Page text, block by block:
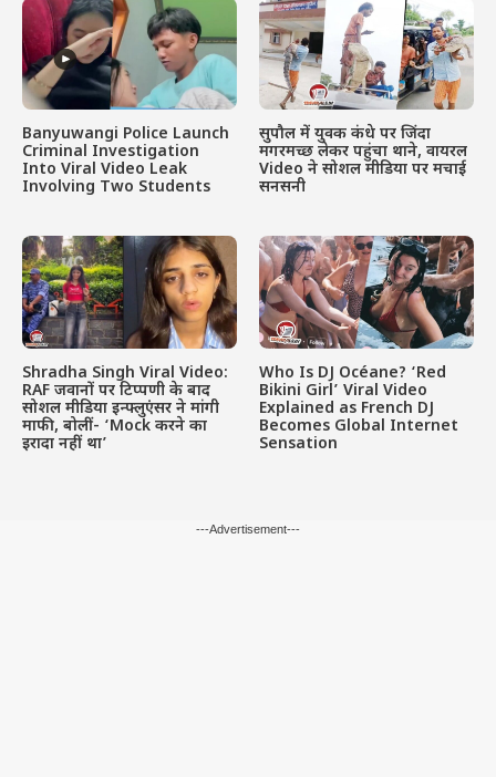
Banyuwangi Police Launch
Criminal Investigation
Into Viral Video Leak
Involving Two Students
सुपौल में युवक कंधे पर जिंदा
मगरमच्छ लेकर पहुंचा थाने, वायरल
Video ने सोशल मीडिया पर मचाई
सनसनी
Shradha Singh Viral Video:
RAF जवानों पर टिप्पणी के बाद
सोशल मीडिया इन्फ्लुएंसर ने मांगी
माफी, बोलीं- ‘Mock करने का
इरादा नहीं था’
Who Is DJ Océane? ‘Red
Bikini Girl’ Viral Video
Explained as French DJ
Becomes Global Internet
Sensation
---Advertisement---